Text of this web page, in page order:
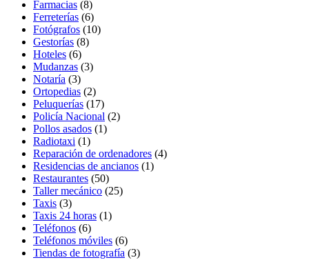
Farmacias (8)
Ferreterías (6)
Fotógrafos (10)
Gestorías (8)
Hoteles (6)
Mudanzas (3)
Notaría (3)
Ortopedias (2)
Peluquerías (17)
Policía Nacional (2)
Pollos asados (1)
Radiotaxi (1)
Reparación de ordenadores (4)
Residencias de ancianos (1)
Restaurantes (50)
Taller mecánico (25)
Taxis (3)
Taxis 24 horas (1)
Teléfonos (6)
Teléfonos móviles (6)
Tiendas de fotografía (3)